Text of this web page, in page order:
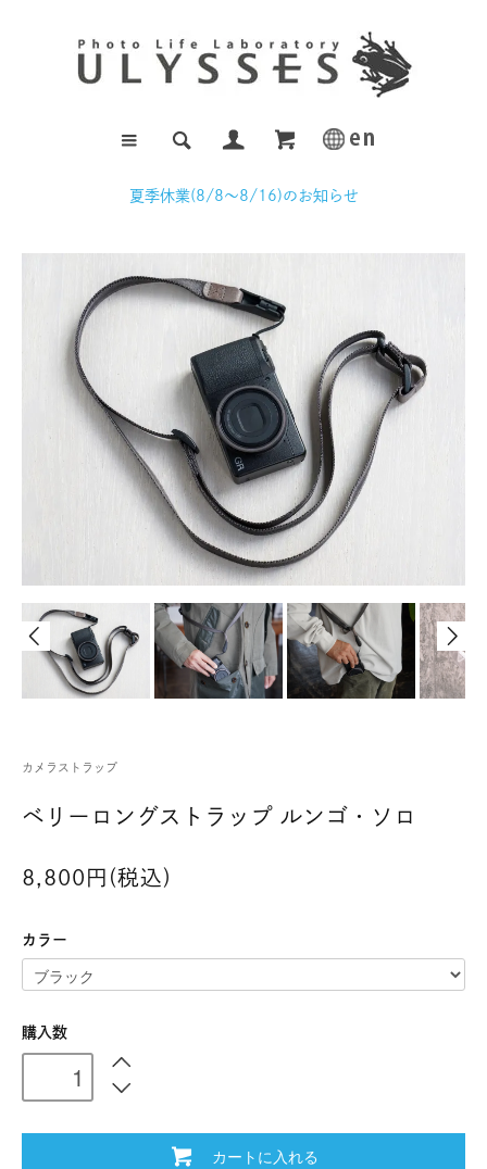
夏季休業(8/8～8/16)のお知らせ
カメラストラップ
ベリーロングストラップ ルンゴ・ソロ
8,800円(税込)
カラー
購入数
カートに入れる